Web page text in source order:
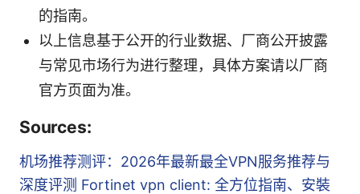
的指南。
以上信息基于公开的行业数据、厂商公开披露
与常见市场行为进行整理，具体方案请以厂商
官方页面为准。
Sources:
机场推荐测评：2026年最新最全VPN服务推荐与
深度评测 Fortinet vpn client: 全方位指南、安裝